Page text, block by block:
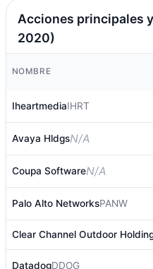
Acciones principales
2020)
NOMBRE
IheartmediaIHRT
Avaya HldgsN/A
Coupa SoftwareN/A
Palo Alto NetworksPANW
Clear Channel Outdoor
DatadogDDOG